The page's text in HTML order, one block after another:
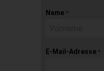
Name *
E-Mail-Adresse *